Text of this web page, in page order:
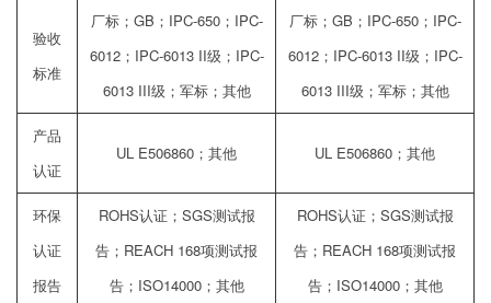
验收
标准
厂标；GB；IPC-650；IPC-
6012；IPC-6013 II级；IPC-
6013 III级；军标；其他
厂标；GB；IPC-650；IPC-
6012；IPC-6013 II级；IPC-
6013 III级；军标；其他
产品
认证
UL E506860；其他 UL E506860；其他
环保
认证
报告
ROHS认证；SGS测试报
告；REACH 168项测试报
告；ISO14000；其他
ROHS认证；SGS测试报
告；REACH 168项测试报
告；ISO14000；其他